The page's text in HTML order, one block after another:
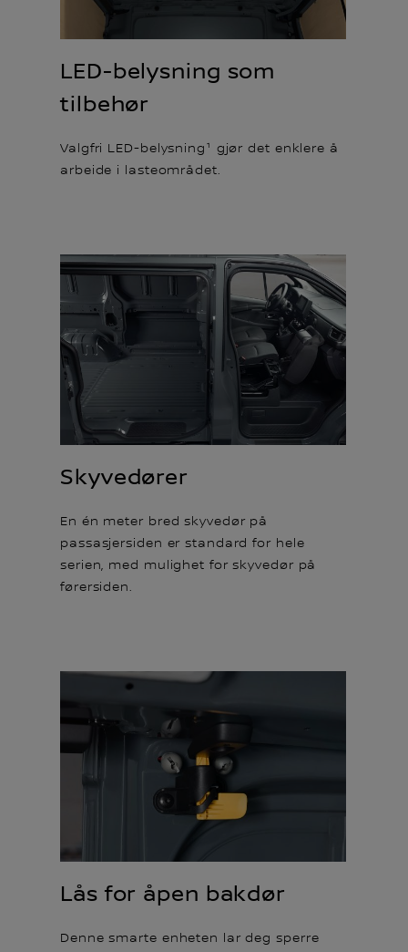
LED-belysning som
tilbehør
Valgfri LED-belysning¹ gjør det enklere å
arbeide i lasteområdet.
Skyvedører
En én meter bred skyvedør på
passasjersiden er standard for hele
serien, med mulighet for skyvedør på
førersiden.
Lås for åpen bakdør
Denne smarte enheten lar deg sperre